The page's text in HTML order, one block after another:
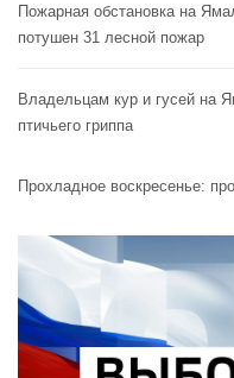
Пожарная обстановка на
потушен 31 лесной пожар
Владельцам кур и гусей на
птичьего гриппа
Прохладное воскресенье: